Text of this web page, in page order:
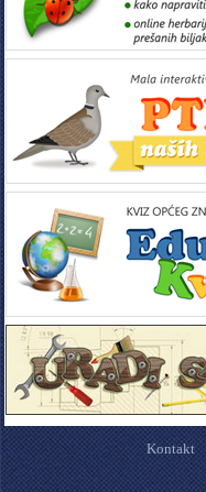
Kontakt